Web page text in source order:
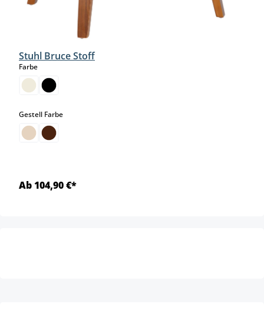
Stuhl Bruce Stoff
Farbeauswählen
Gestell Farbeauswählen
Ab 104,90 €*